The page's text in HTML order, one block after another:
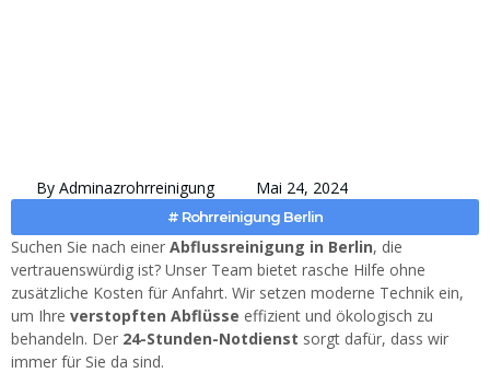
ByAdminazrohrreinigung Mai 24, 2024
# Rohrreinigung Berlin
Suchen Sie nach einer Abflussreinigung in Berlin, die
vertrauenswürdig ist? Unser Team bietet rasche Hilfe ohne
zusätzliche Kosten für Anfahrt. Wir setzen moderne Technik ein,
um Ihre verstopften Abflüsse effizient und ökologisch zu
behandeln. Der 24-Stunden-Notdienst sorgt dafür, dass wir
immer für Sie da sind.